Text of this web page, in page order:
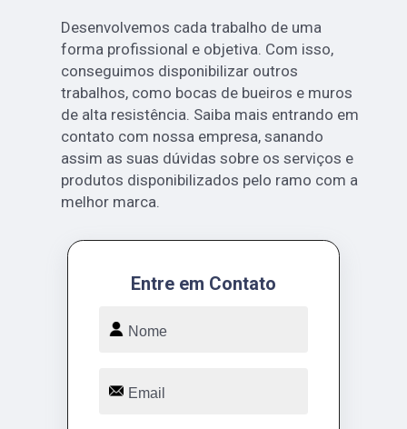
Desenvolvemos cada trabalho de uma
forma profissional e objetiva. Com isso,
conseguimos disponibilizar outros
trabalhos, como bocas de bueiros e muros
de alta resistência. Saiba mais entrando em
contato com nossa empresa, sanando
assim as suas dúvidas sobre os serviços e
produtos disponibilizados pelo ramo com a
melhor marca.
Entre em Contato